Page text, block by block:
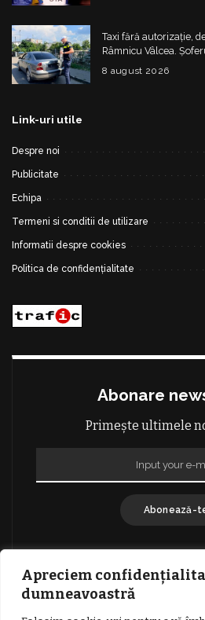
Apreciem
dumneavoastră
Taxi fără autorizație,
Râmnicu Vâlcea.
de 6 luni
8 august 2026
Link-uri utile
Despre noi
Publicitate
Echipa
Termeni si conditii de utilizare
Informatii despre cookies
Politica de confidențialitate
Abonare
Primește ultimele
Abonează-